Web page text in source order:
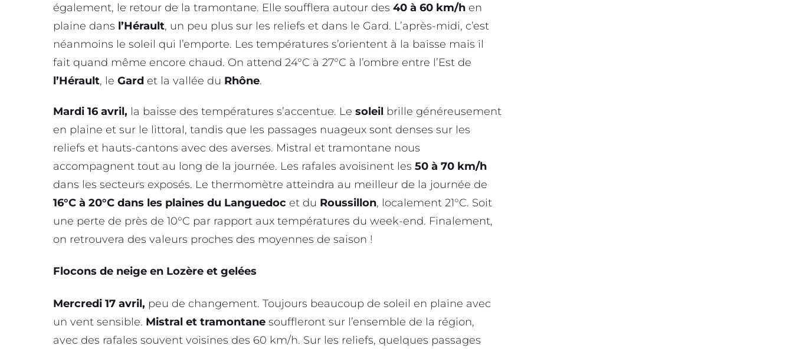
également, le retour de la tramontane. Elle soufflera autour des 40 à 60 km/h en
plaine dans l’Hérault, un peu plus sur les reliefs et dans le Gard. L’après-midi, c’est
néanmoins le soleil qui l’emporte. Les températures s’orientent à la baisse mais il
fait quand même encore chaud. On attend 24°C à 27°C à l’ombre entre l’Est de
l’Hérault, le Gard et la vallée du Rhône.
Mardi 16 avril, la baisse des températures s’accentue. Le soleil brille généreusement
en plaine et sur le littoral, tandis que les passages nuageux sont denses sur les
reliefs et hauts-cantons avec des averses. Mistral et tramontane nous
accompagnent tout au long de la journée. Les rafales avoisinent les 50 à 70 km/h
dans les secteurs exposés. Le thermomètre atteindra au meilleur de la journée de
16°C à 20°C dans les plaines du Languedoc et du Roussillon, localement 21°C. Soit
une perte de près de 10°C par rapport aux températures du week-end. Finalement,
on retrouvera des valeurs proches des moyennes de saison !
Flocons de neige en Lozère et gelées
Mercredi 17 avril, peu de changement. Toujours beaucoup de soleil en plaine avec
un vent sensible. Mistral et tramontane souffleront sur l’ensemble de la région,
avec des rafales souvent voisines des 60 km/h. Sur les reliefs, quelques passages